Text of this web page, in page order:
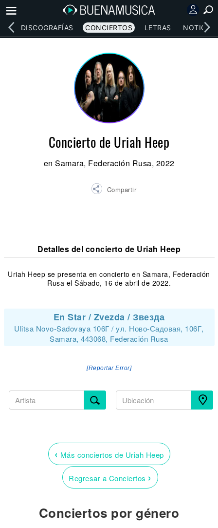
DISCOGRAFÍAS CONCIERTOS LETRAS NOTICIAS
Concierto de Uriah Heep
en Samara, Federación Rusa, 2022
Compartir
Detalles del concierto de Uriah Heep
Uriah Heep se presenta en concierto en Samara, Federación
Rusa el Sábado, 16 de abril de 2022.
En Star / Zvezda / Звезда
Ulitsa Novo-Sadovaya 106Г / ул. Ново-Садовая, 106Г,
Samara, 443068, Federación Rusa
[Reportar Error]
‹ Más conciertos de Uriah Heep
Regresar a Conciertos ›
Conciertos por género